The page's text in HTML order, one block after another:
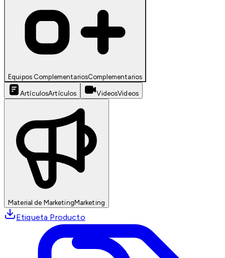
Equipos ComplementariosComplementarios
ArtículosArtículos VideosVideos
Material de MarketingMarketing
Etiqueta Producto